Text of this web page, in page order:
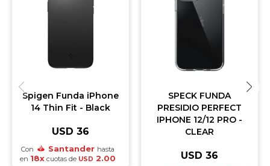
Spigen Funda iPhone
14 Thin Fit - Black
USD 36
Con Santander hasta
en 18x cuotas de USD 2.00
SPECK FUNDA
PRESIDIO PERFECT
IPHONE 12/12 PRO -
CLEAR
USD 36